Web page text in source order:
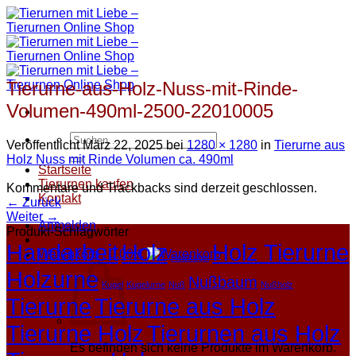
Zum
Inhalt
springen
Suchen
nach:
Startseite
Tierurnen kaufen
Kontakt
Anmelden
Warenkorb / 0,00€
Es befinden sich keine Produkte im Warenkorb.
Tierurne-aus-Holz-Nuss-mit-Rinde-
Volumen-490ml-2500-22010005
VeröffentlichtMärz 22, 2025bei1280 × 1280 in Tierurne aus
Holz Nuss mit Rinde Volumen ca. 490ml
Kommentare und Trackbacks sind derzeit geschlossen.
← Zurück
Weiter →
Produkt-Schlagwörter
HandarbeitHolz Holzkugel Holz Tierurne
Holzurne Kugel Kugelurne Nuß Nußbaum Nußholz
TierurneTierurne aus Holz
Tierurne HolzTierurnen aus Holz